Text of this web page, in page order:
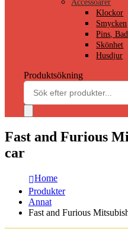
Accessoarer
Klockor
Smycken
Pins,
Skönhet
Husdjur
Produktsökning
Fast and Furious
car
Home
Produkter
Annat
Fast and Furious